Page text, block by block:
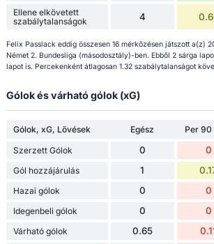
Ellene elkövetett
szabálytalanságok
4
Felix Passlack eddig összesen 16 mérkőzésen játszott a(z)
Német 2. Bundesliga (másodosztály)-ben. Ebből 2 sárga
lapot is. Percekenként átlagosan 1.32 szabálytalanságot
Gólok és várható gólok (xG)
Gólok, xG, Lövések Egész Per 90
Szerzett Gólok
0 0
Gól hozzájárulás 1
Hazai gólok 0 0
Idegenbeli gólok 0 0
Várható gólok 0.65